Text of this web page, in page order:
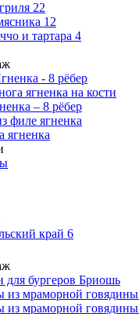
22
12
и тартара 4
- 8 рёбер
ягненка на кости
– 8 рёбер
филе ягненка
ягненка
край 6
для бургеров Бриошь
из мраморной
из мраморной говядины